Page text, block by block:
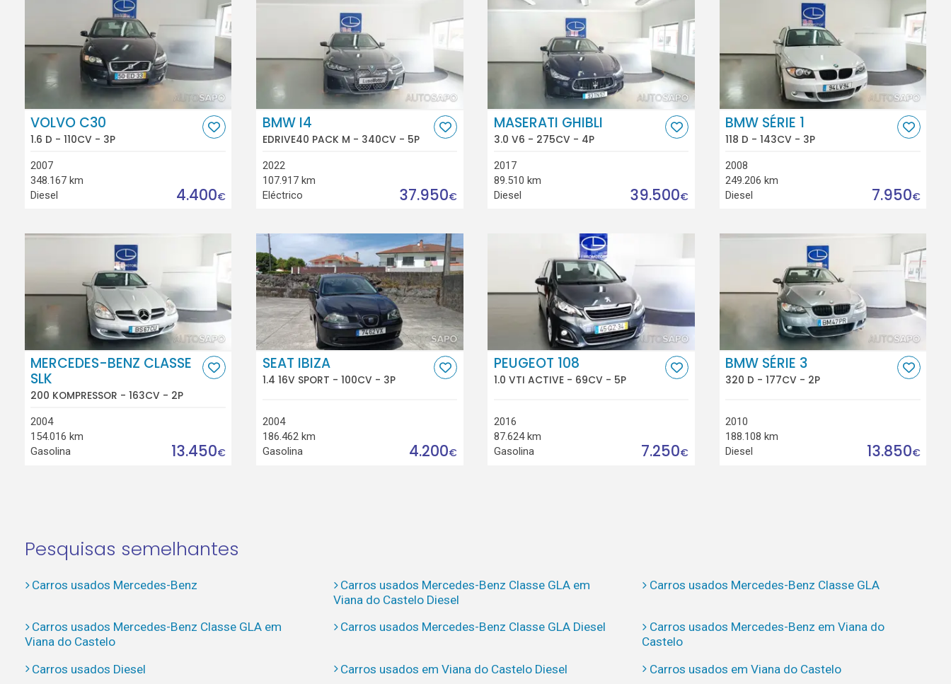
VOLVO C30
1.6 D - 110CV - 3P
2007
348.167 km
Diesel
4.400€
BMW I4
EDRIVE40 PACK M - 340CV - 5P
2022
107.917 km
Eléctrico
37.950€
MASERATI GHIBLI
3.0 V6 - 275CV - 4P
2017
89.510 km
Diesel
39.500€
BMW SÉRIE 1
118 D - 143CV - 3P
2008
249.206 km
Diesel
7.950€
MERCEDES-BENZ CLASSE
SLK
200 KOMPRESSOR - 163CV - 2P
2004
154.016 km
Gasolina
13.450€
SEAT IBIZA
1.4 16V SPORT - 100CV - 3P
2004
186.462 km
Gasolina
4.200€
PEUGEOT 108
1.0 VTI ACTIVE - 69CV - 5P
2016
87.624 km
Gasolina
7.250€
BMW SÉRIE 3
320 D - 177CV - 2P
2010
188.108 km
Diesel
13.850€
Pesquisas semelhantes
Carros usados Mercedes-Benz
Carros usados Mercedes-Benz Classe GLA em
Viana do Castelo Diesel
Carros usados Mercedes-Benz Classe GLA
Carros usados Mercedes-Benz Classe GLA em
Viana do Castelo
Carros usados Mercedes-Benz Classe GLA Diesel
Carros usados Mercedes-Benz em Viana do
Castelo
Carros usados Diesel
Carros usados em Viana do Castelo Diesel Carros usados em Viana do Castelo